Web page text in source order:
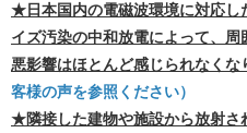
★日本国内の電磁波環境に対応し
イズ汚染の中和放電によって、
悪影響はほとんど感じられなくな
客様の声を参照ください）
★隣接した建物や施設から放射さ